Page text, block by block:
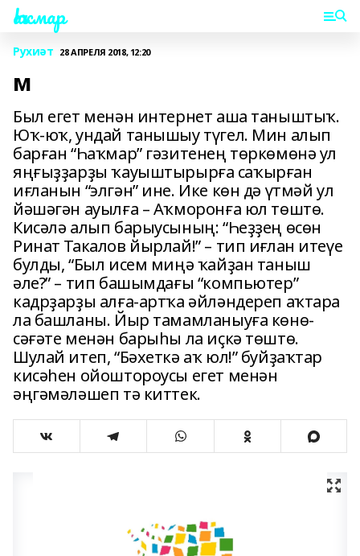
Һаҡмар
Рухиәт 28 АПРЕЛЯ 2018, 12:20
м
Был егет менән интернет аша таныштыҡ.
Юҡ-юҡ, ундай танышыу түгел. Мин алып
барған “Һаҡмар” гәзитенең төркөмөнә ул
яңғыҙҙарҙы ҡауыштырырға саҡырған
иғланын “элгән” ине. Ике көн дә үтмәй ул
йәшәгән ауылға – Аҡморонға юл төштө.
Кисәлә алып барыусының: “Һеҙҙең өсөн
Ринат Такалов йырлай!” – тип иғлан итеүе
булды, “Был исем миңә ҡайҙан таныш
әле?” – тип башымдағы “компьютер”
кадрҙарҙы алға-артҡа әйләндереп аҡтара
ла башланы. Йыр тамамланыуға көнө-
сәғәте менән барыһы ла иҫкә төштө.
Шулай итеп, “Бәхеткә аҡ юл!” буйҙаҡтар
кисәһен ойоштороусы егет менән
әңгәмәләшеп тә киттек.